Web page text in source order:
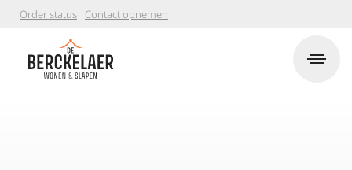
Order status Contact opnemen